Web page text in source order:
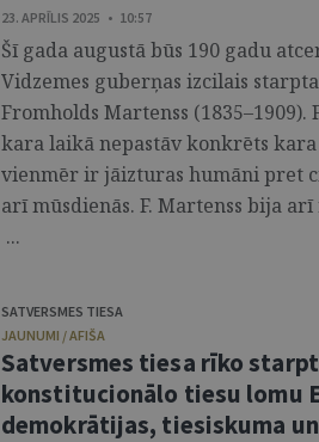
23. APRĪLIS 2025 • 10:57
Šī gada augustā būs 190 gadu
Vidzemes guberņas izcilais
Fromholds Martenss
kara laikā nepastāv konkrēts
vienmēr ir jāizturas humāni pret
arī mūsdienās. F. Martenss bija
...
SATVERSMES TIESA
JAUNUMI / AFIŠA
Satversmes tiesa rīko
konstitucionālo tiesu lomu
demokrātijas, tiesiskuma